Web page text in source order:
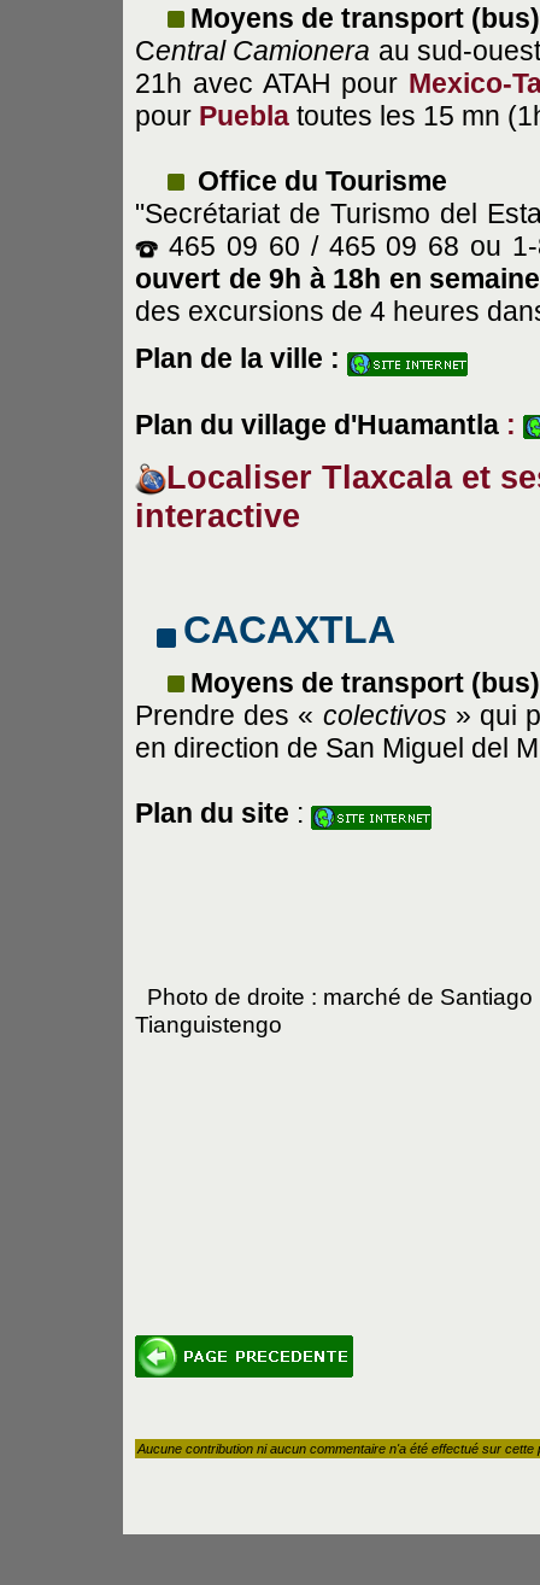
Moyens de transport (bus)
Central Camionera au sud-
21h avec ATAH pour Mexico-
pour Puebla toutes les 15 mn
Office du Tourisme
"Secrétariat de Turismo del
465 09 60 / 465 09 68 ou
ouvert de 9h à 18h en
des excursions de 4 heures
Plan de la ville :
Plan du village d'Huamantla :
Localiser Tlaxcala et
interactive
CACAXTLA
Moyens de transport (bus)
Prendre des « colectivos » qui
en direction de San Miguel del
Plan du site :
Photo de droite : marché de Santiago
Tianguistengo
Aucune contribution ni aucun commentaire n'a été effectué sur cette